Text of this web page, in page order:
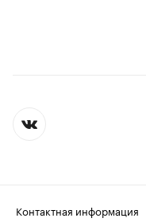
Контактная информация